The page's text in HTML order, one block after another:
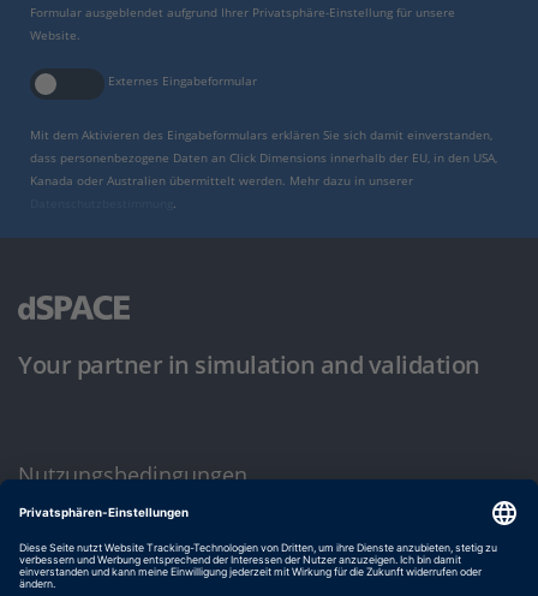
Formular ausgeblendet aufgrund Ihrer Privatsphäre-Einstellung für unsere
Website.
Externes Eingabeformular
Mit dem Aktivieren des Eingabeformulars erklären Sie sich damit einverstanden,
dass personenbezogene Daten an Click Dimensions innerhalb der EU, in den USA,
Kanada oder Australien übermittelt werden. Mehr dazu in unserer
.
Your partner in simulation and validation
Nutzungsbedingungen
Datenschutzbestimmung
Impressum & Allgemeine Geschäftsbedingungen